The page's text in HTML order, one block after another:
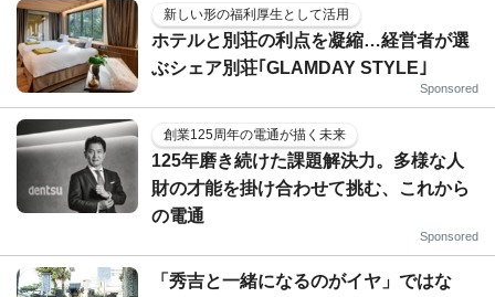
新しい形の福利厚生として活用
ホテルと別荘の利点を凝縮…経営者が選
ぶシェア別荘｢GLAMDAY STYLE｣
Sponsored
創業125周年の電通が描く未来
125年磨き続けた課題解決力。多様な人
財の才能を掛け合わせて挑む、これから
の電通
Sponsored
「秀吉と一緒になるのがイヤ」ではな